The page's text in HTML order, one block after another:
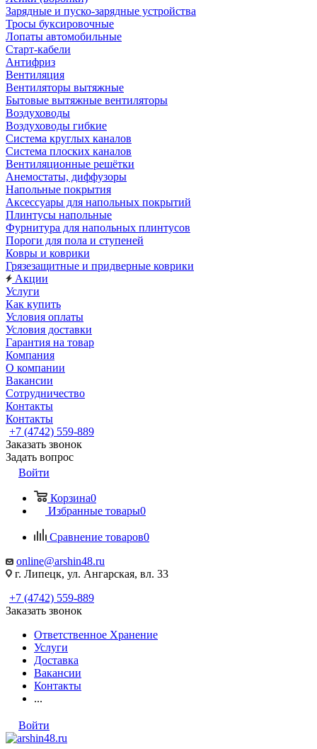
Зарядные и пуско-зарядные устройства
Тросы буксировочные
Лопаты автомобильные
Старт-кабели
Антифриз
Вентиляция
Вентиляторы вытяжные
Бытовые вытяжные вентиляторы
Воздуховоды
Воздуховоды гибкие
Система круглых каналов
Система плоских каналов
Вентиляционные решётки
Анемостаты, диффузоры
Напольные покрытия
Аксессуары для напольных покрытий
Плинтусы напольные
Фурнитура для напольных плинтусов
Пороги для пола и ступеней
Ковры и коврики
Грязезащитные и придверные коврики
Акции
Услуги
Как купить
Условия оплаты
Условия доставки
Гарантия на товар
Компания
О компании
Вакансии
Сотрудничество
Контакты
Контакты
+7 (4742) 559-889
Заказать звонок
Задать вопрос
Войти
Корзина0
Избранные товары0
Сравнение товаров0
online@arshin48.ru
г. Липецк, ул. Ангарская, вл. 33
+7 (4742) 559-889
Заказать звонок
Ответственное Хранение
Услуги
Доставка
Вакансии
Контакты
...
Войти